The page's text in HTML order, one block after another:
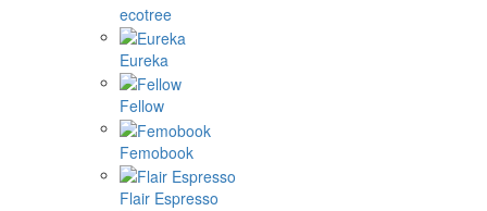
ecotree
Eureka
Fellow
Femobook
Flair Espresso